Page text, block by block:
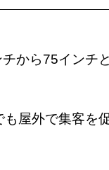
から75インチ
屋外で集客を